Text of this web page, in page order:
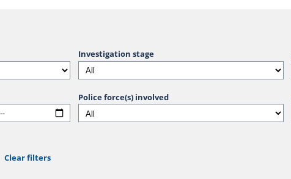
Investigation stage
Police force(s) involved
Clear filters